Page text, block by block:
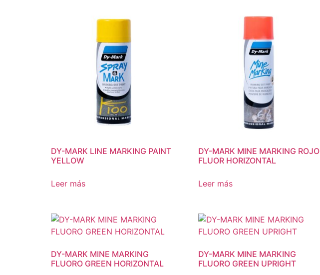
DY-MARK LINE MARKING PAINT
YELLOW
Leer más
DY-MARK MINE MARKING ROJO
FLUOR HORIZONTAL
Leer más
DY-MARK MINE MARKING
FLUORO GREEN HORIZONTAL
DY-MARK MINE MARKING
FLUORO GREEN UPRIGHT